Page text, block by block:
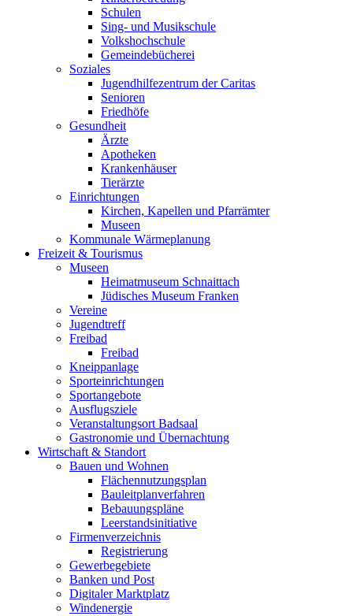
Schulen
Sing- und Musikschule
Volkshochschule
Gemeindebücherei
Soziales
Jugendhilfezentrum der Caritas
Senioren
Friedhöfe
Gesundheit
Ärzte
Apotheken
Krankenhäuser
Tierärzte
Einrichtungen
Kirchen, Kapellen und Pfarrämter
Museen
Kommunale Wärmeplanung
Freizeit & Tourismus
Museen
Heimatmuseum Schnaittach
Jüdisches Museum Franken
Vereine
Jugendtreff
Freibad
Freibad
Kneippanlage
Sporteinrichtungen
Sportangebote
Ausflugsziele
Veranstaltungsort Badsaal
Gastronomie und Übernachtung
Wirtschaft & Standort
Bauen und Wohnen
Flächennutzungsplan
Bauleitplanverfahren
Bebauungspläne
Leerstandsinitiative
Firmenverzeichnis
Registrierung
Gewerbegebiete
Banken und Post
Digitaler Marktplatz
Windenergie